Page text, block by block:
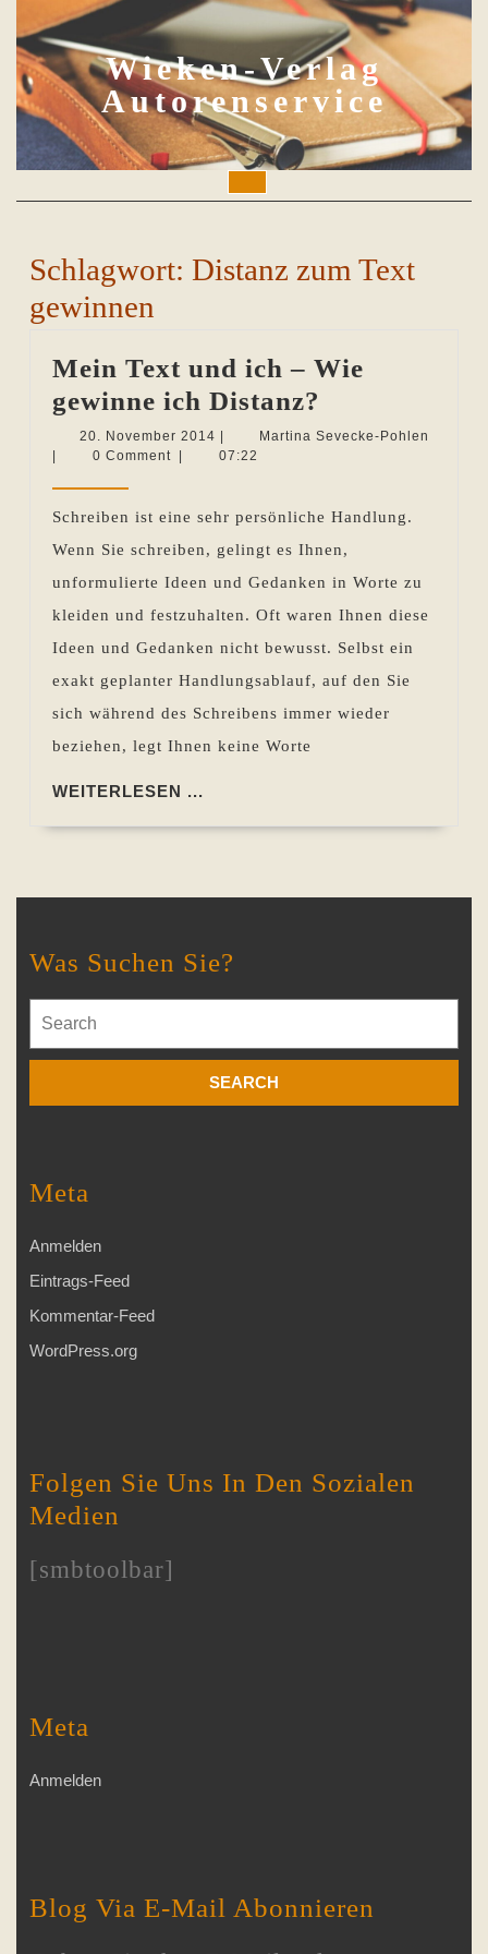
to
content
Wieken-Verlag
Autorenservice
Button
Schlagwort: Distanz zum Text
gewinnen
Mein Text und ich – Wie
gewinne ich Distanz?
Text
–
Wie
gewinne
ich
Distanz?
20. November 2014 20.
November
Martina Sevecke-Pohlen
0 Comment 07:22
Schreiben ist eine sehr persönliche Handlung.
Wenn Sie schreiben, gelingt es Ihnen,
unformulierte Ideen und Gedanken in Worte zu
kleiden und festzuhalten. Oft waren Ihnen diese
Ideen und Gedanken nicht bewusst. Selbst ein
exakt geplanter Handlungsablauf, auf den Sie
sich während des Schreibens immer wieder
beziehen, legt Ihnen keine Worte
WEITERLESEN ...
Was Suchen Sie?
for:
Meta
Anmelden
Eintrags-Feed
Kommentar-Feed
WordPress.org
Folgen Sie Uns In Den Sozialen
Medien
[smbtoolbar]
Meta
Anmelden
Blog Via E-Mail Abonnieren